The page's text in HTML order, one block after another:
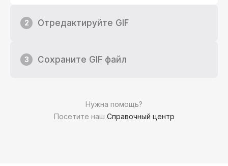
Нужна помощь?
Посетите наш Справочный центр
2 Отредактируйте GIF
3 Сохраните GIF файл